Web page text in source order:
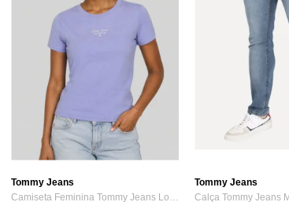
Tommy Jeans
Camiseta Feminina Tommy Jeans Logo Lilás
Tommy Jeans